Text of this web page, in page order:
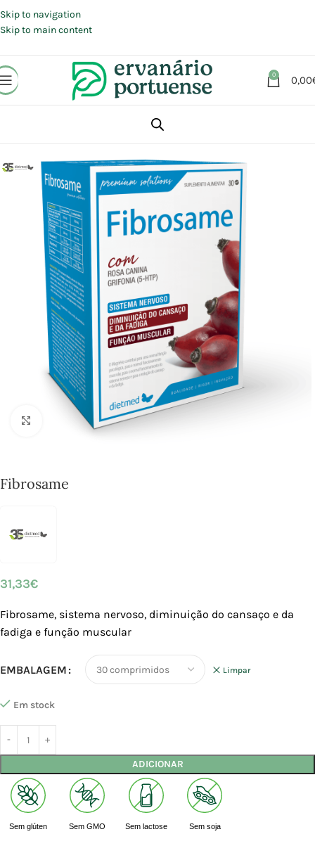
Skip to navigation
Skip to main content
0 0,00
Suplementos alimentares
Click to enlarge
Fibrosame
31,33€
Fibrosame, sistema nervoso, diminuição do cansaço e da
fadiga e função muscular
EMBALAGEM Limpar
Em stock
ADICIONAR
Sem glúten Sem GMO Sem lactose Sem soja